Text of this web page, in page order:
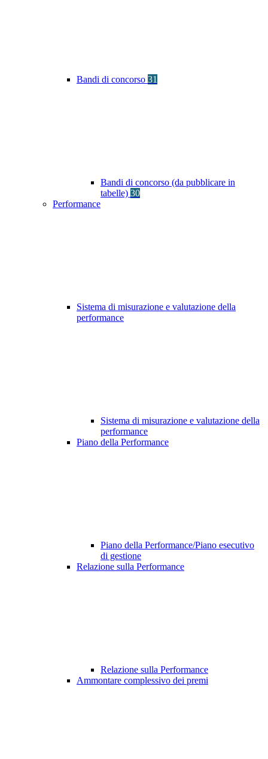
Bandi di concorso 31
Bandi di concorso (da pubblicare in
tabelle) 30
Performance
Sistema di misurazione e valutazione della
performance
Sistema di misurazione e valutazione della
performance
Piano della Performance
Piano della Performance/Piano esecutivo
di gestione
Relazione sulla Performance
Relazione sulla Performance
Ammontare complessivo dei premi